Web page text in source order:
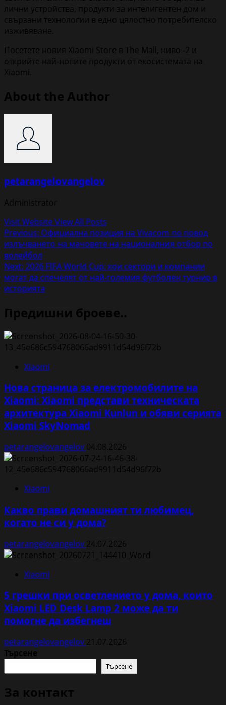
лични устройства, продукти за интелигентен дом и
свързани технологии в едно цялостно потребителско
изживяване.
Посетете новия Xiaomi Store в The Mall, ниво -2 и
открийте най-новите продукти от екосистемата на
Xiaomi.
About the Author
petarangelovangelov
Administrator
Visit WebsiteView All Posts
Post
navigation
Previous: Официална позиция на Vivacom по повод
излъчването на мачовете на националния отбор по
волейбол
Next: 2026 FIFA World Cup: кои сектори и компании
могат да спечелят от най-големия футболен турнир в
историята
Предишни броеве..
Xiaomi
Нова страница за електромобилите на
Xiaomi: Xiaomi представи техническата
архитектура Xiaomi Kunlun и обяви серията
Xiaomi SkyNomad
petarangelovangelov 04.08.2026
Xiaomi
Какво прави домашният ти любимец,
когато не си у дома?
petarangelovangelov 24.07.2026
Xiaomi
5 грешки при осветлението у дома, които
Xiaomi LED Desk Lamp 2 може да ти
помогне да избегнеш
petarangelovangelov 21.07.2026
Търсене
Търсене
За контакт